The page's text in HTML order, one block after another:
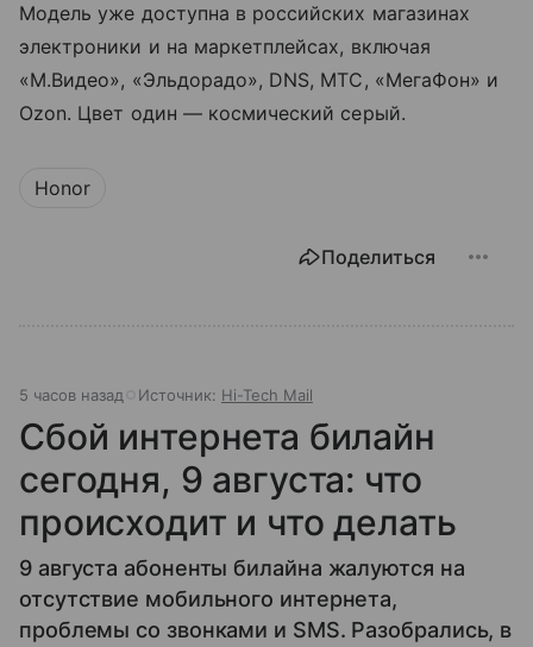
Модель уже доступна в российских магазинах
электроники и на маркетплейсах, включая
«М.Видео», «Эльдорадо», DNS, МТС, «МегаФон» и
Ozon. Цвет один — космический серый.
Honor
Поделиться
5 часов назад Источник: Hi-Tech Mail
Сбой интернета билайн
сегодня, 9 августа: что
происходит и что делать
9 августа абоненты билайна жалуются на
отсутствие мобильного интернета,
проблемы со звонками и SMS. Разобрались, в